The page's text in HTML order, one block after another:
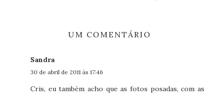
UM COMENTÁRIO
Sandra
30 de abril de 2011 às 17:46
Cris, eu também acho que as fotos posadas, com as